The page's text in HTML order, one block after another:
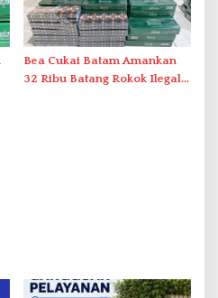
Bea Cukai Batam Amankan
32 Ribu Batang Rokok Ilegal